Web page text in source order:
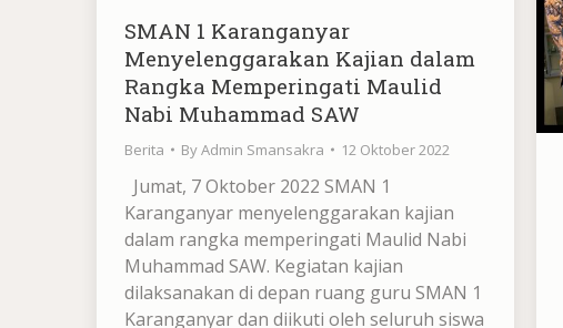
SMAN 1 Karanganyar
Menyelenggarakan Kajian dalam
Rangka Memperingati Maulid
Nabi Muhammad SAW
Berita ByAdmin Smansakra 12 Oktober 2022
Jumat, 7 Oktober 2022 SMAN 1
Karanganyar menyelenggarakan kajian
dalam rangka memperingati Maulid Nabi
Muhammad SAW. Kegiatan kajian
dilaksanakan di depan ruang guru SMAN 1
Karanganyar dan diikuti oleh seluruh siswa